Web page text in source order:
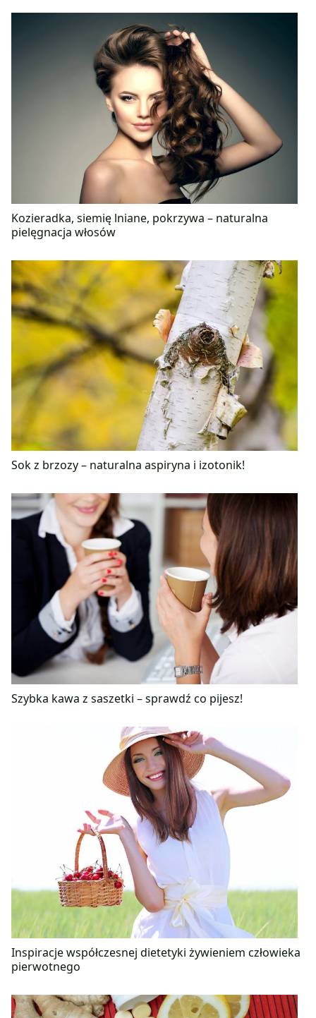
Kozieradka, siemię lniane, pokrzywa – naturalna
pielęgnacja włosów
Sok z brzozy – naturalna aspiryna i izotonik!
Szybka kawa z saszetki – sprawdź co pijesz!
Inspiracje współczesnej dietetyki żywieniem człowieka
pierwotnego